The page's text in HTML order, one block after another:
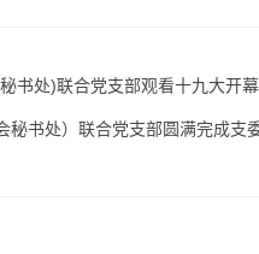
书处)联合党支部观看十九大开
秘书处）联合党支部圆满完成支